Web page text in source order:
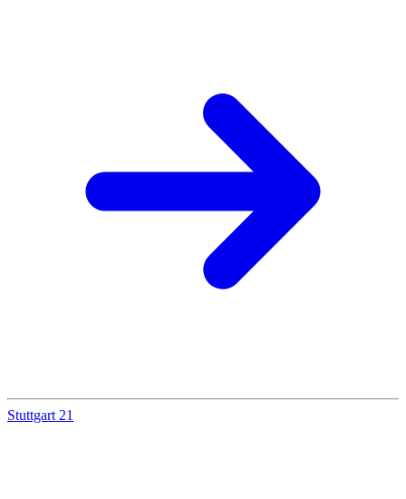
Stuttgart 21